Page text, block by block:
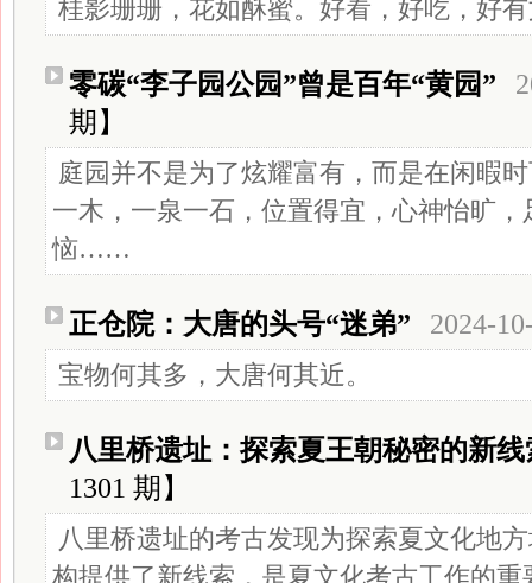
桂影珊珊，花如酥蜜。好看，好吃，好
零碳“李子园公园”曾是百年“黄园”
期】
庭园并不是为了炫耀富有，而是在闲暇
一木，一泉一石，位置得宜，心神怡旷
恼……
正仓院：大唐的头号“迷弟” 2024-
宝物何其多，大唐何其近。
八里桥遗址：探索夏王朝秘密的新线
1301 期】
八里桥遗址的考古发现为探索夏文化地
构提供了新线索，是夏文化考古工作的重